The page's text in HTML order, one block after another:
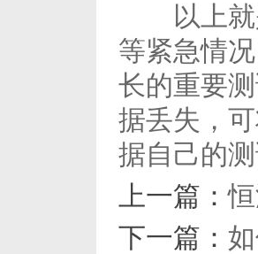
以上就是
等紧急情
长的重要
据丢失，
据自己的
上一篇：
下一篇：